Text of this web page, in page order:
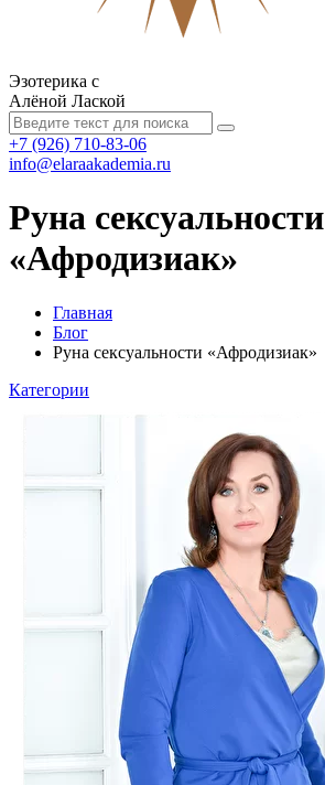
Эзотерика с
Алёной Лаской
+7 (926) 710-83-06
info@elaraakademia.ru
Руна сексуальности
«Афродизиак»
Главная
Блог
Руна сексуальности «Афродизиак»
Категории